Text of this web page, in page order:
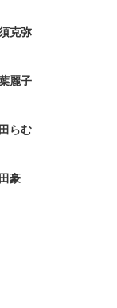
克弥
麗子
らむ
豪